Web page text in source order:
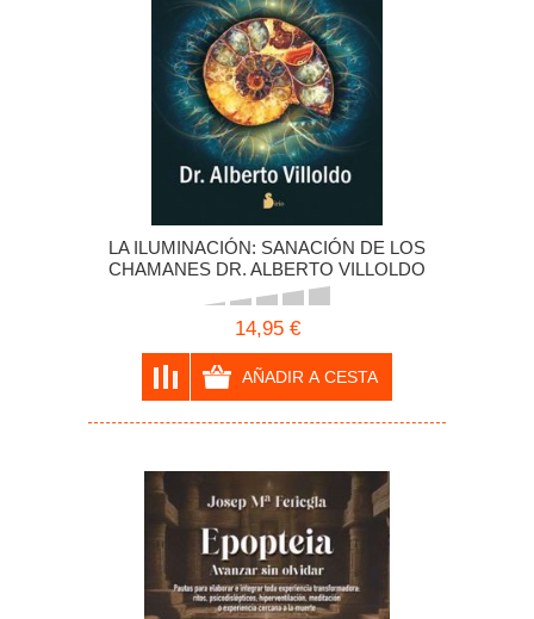
LA ILUMINACIÓN: SANACIÓN DE LOS
CHAMANES DR. ALBERTO VILLOLDO
14,95 €